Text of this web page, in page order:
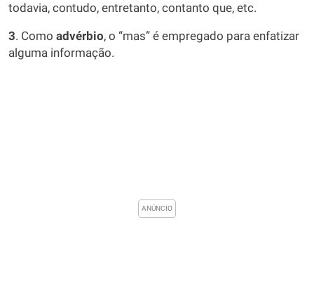
todavia, contudo, entretanto, contanto que, etc.
3. Como advérbio, o “mas” é empregado para enfatizar
alguma informação.